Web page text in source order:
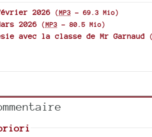
2026 (MP3 - 69.3 Mio)
2026 (MP3 - 80.5 Mio)
avec la classe de Mr Garnaud (
priori